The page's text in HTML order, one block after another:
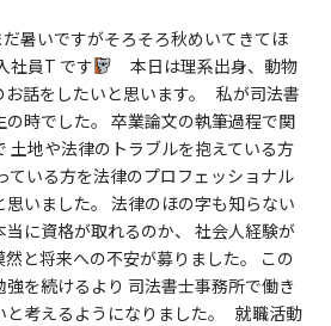
暑いですがそろそろ秋めいてきてほ
社員T です
本日は理系出身、動物
話をしたいと思います。 私が司法書
時でした。 卒業論文の執筆過程で関
土地や法律のトラブルを抱えている方
ている方を法律のプロフェッショナル
いました。 法律のほの字も知らない
に資格が取れるのか、 社会人経験が
と将来への不安が募りました。 この
を続けるより 司法書士事務所で働き
と考えるようになりました。 就職活動